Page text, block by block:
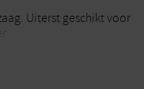
Uiterst geschikt voor